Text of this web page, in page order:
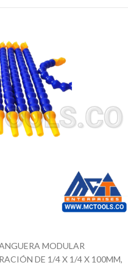
MODULAR
DE 1/4 X 1/4 X 100MM,